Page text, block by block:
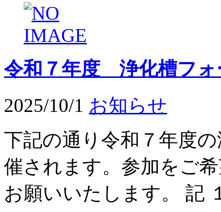
令和７年度 浄化槽フォ
2025/10/1 お知らせ
下記の通り令和７年度
催されます。参加をご
お願いいたします。 記